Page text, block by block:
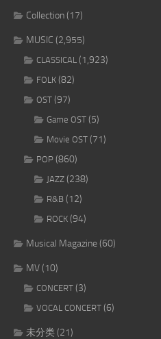
Collection(17)
MUSIC (2,955)
CLASSICAL (1,923)
FOLK (82)
OST (97)
Game OST (5)
Movie OST (71)
POP (860)
JAZZ (238)
R&B (12)
ROCK (94)
Musical Magazine(60)
MV(10)
CONCERT (3)
VOCAL CONCERT (6)
未分类(21)